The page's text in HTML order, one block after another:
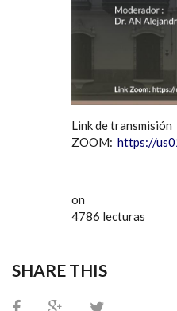
Link de transmisión
ZOOM: https://
on
4786 lecturas
SHARE THIS